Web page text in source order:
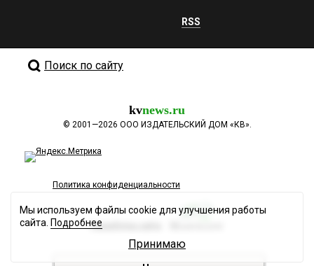
RSS
Поиск по сайту
kvnews.ru
© 2001—2026 ООО ИЗДАТЕЛЬСКИЙ ДОМ «КВ».
Политика конфиденциальности
Разработка сайта
Мы используем файлы cookie для улучшения работы
сайта. Подробнее
Принимаю